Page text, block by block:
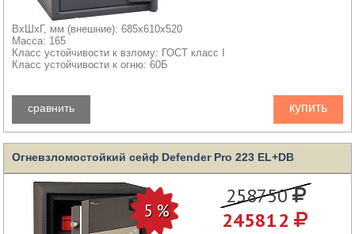
ВхШхГ, мм (внешние): 685x610x520
Масса: 165
Класс устойчивости к взлому: ГОСТ класс I
Класс устойчивости к огню: 60Б
купить
сравнить
Огневзломостойкий сейф Defender Pro 223 EL+DB
258750
245812